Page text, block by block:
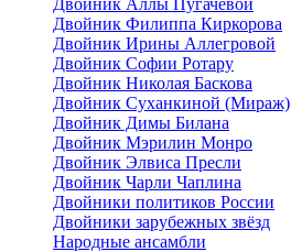
Двойник Аллы Пугачевой
Двойник Филиппа Киркорова
Двойник Ирины Аллегровой
Двойник Софии Ротару
Двойник Николая Баскова
Двойник Суханкиной (Мираж)
Двойник Димы Билана
Двойник Мэрилин Монро
Двойник Элвиса Пресли
Двойник Чарли Чаплина
Двойники политиков России
Двойники зарубежных звёзд
Народные ансамбли